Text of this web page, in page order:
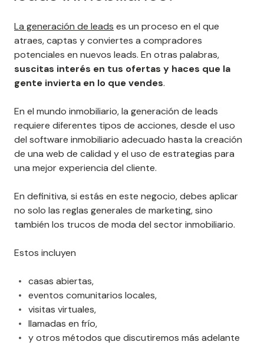
La generación de leads es un proceso en el que
atraes, captas y conviertes a compradores
potenciales en nuevos leads. En otras palabras,
suscitas interés en tus ofertas y haces que la
gente invierta en lo que vendes.
En el mundo inmobiliario, la generación de leads
requiere diferentes tipos de acciones, desde el uso
del software inmobiliario adecuado hasta la creación
de una web de calidad y el uso de estrategias para
una mejor experiencia del cliente.
En definitiva, si estás en este negocio, debes aplicar
no solo las reglas generales de marketing, sino
también los trucos de moda del sector inmobiliario.
Estos incluyen
casas abiertas,
eventos comunitarios locales,
visitas virtuales,
llamadas en frío,
y otros métodos que discutiremos más adelante